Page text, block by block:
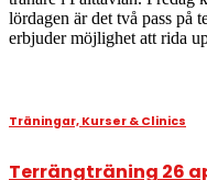
lördagen är det två pass på
erbjuder möjlighet att rida
Träningar, Kurser & Clinics
Terrängträning 26